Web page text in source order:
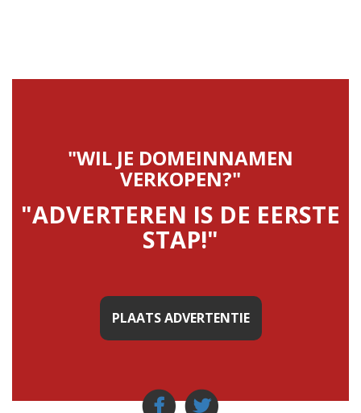
"WIL JE DOMEINNAMEN
VERKOPEN?"
"ADVERTEREN IS DE EERSTE
STAP!"
PLAATS ADVERTENTIE